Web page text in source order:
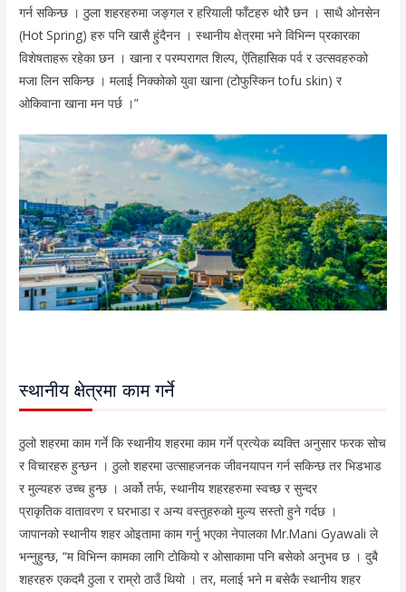
गर्न सकिन्छ । ठुला शहरहरुमा जङ्गल र हरियाली फाँटहरु थोरै छन । साथै ओनसेन
(Hot Spring) हरु पनि खासै हुंदैनन । स्थानीय क्षेत्रमा भने विभिन्न प्रकारका
विशेषताहरू रहेका छन । खाना र परम्परागत शिल्प, ऐंतिहासिक पर्व र उत्सवहरुको
मजा लिन सकिन्छ । मलाई निक्कोको युवा खाना (टोफुस्किन tofu skin) र
ओकिवाना खाना मन पर्छ ।”
स्थानीय क्षेत्रमा काम गर्ने
ठुलो शहरमा काम गर्ने कि स्थानीय शहरमा काम गर्ने प्रत्येक ब्यक्ति अनुसार फरक सोच
र विचारहरु हुन्छन । ठुलो शहरमा उत्साहजनक जीवनयापन गर्न सकिन्छ तर भिडभाड
र मुल्यहरु उच्च हुन्छ । अर्को तर्फ, स्थानीय शहरहरुमा स्वच्छ र सुन्दर
प्राकृतिक वातावरण र घरभाडा र अन्य वस्तुहरुको मुल्य सस्तो हुने गर्दछ ।
जापानको स्थानीय शहर ओइतामा काम गर्नु भएका नेपालका Mr.Mani Gyawali ले
भन्नुहुन्छ, “म विभिन्न कामका लागि टोकियो र ओसाकामा पनि बसेको अनुभव छ । दुबै
शहरहरु एकदमै ठुला र राम्रो ठाउँ थियो । तर, मलाई भने म बसेकै स्थानीय शहर